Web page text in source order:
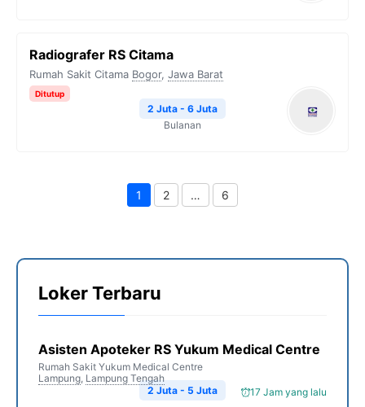
Radiografer RS Citama
Rumah Sakit Citama Bogor, Jawa Barat
Ditutup
2 Juta - 6 Juta
Bulanan
Page
1 Page
2 … 6
Loker Terbaru
Asisten Apoteker RS Yukum Medical Centre
Rumah Sakit Yukum Medical Centre
Lampung, Lampung Tengah
17 Jam yang lalu
2 Juta - 5 Juta